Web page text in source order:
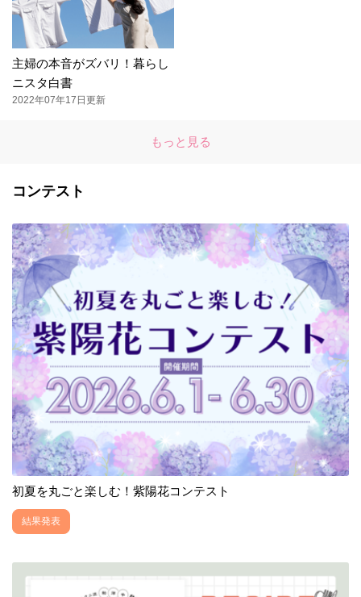
主婦の本音がズバリ！暮らし
ニスタ白書
2022年07年17日更新
もっと見る
コンテスト
初夏を丸ごと楽しむ！紫陽花コンテスト
結果発表